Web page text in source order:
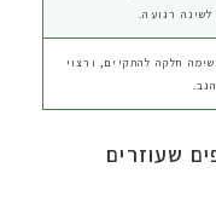
רגועה.
חלקה להתקיים, ורצוי
שעוזרים